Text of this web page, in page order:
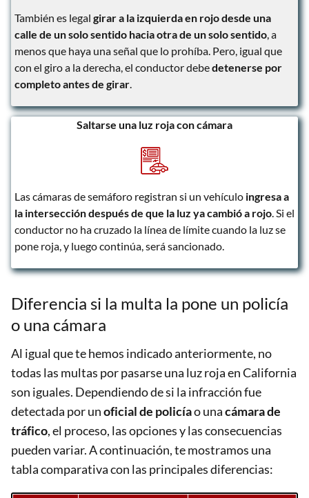
También es legal girar a la izquierda en rojo desde una
calle de un solo sentido hacia otra de un solo sentido, a
menos que haya una señal que lo prohíba. Pero, igual que
con el giro a la derecha, el conductor debedetenerse por
completo antes de girar.
Saltarse una luz roja con cámara
Las cámaras de semáforo registran si un vehículo ingresa a
la intersección después de que la luz ya cambió a rojo. Si el
conductor no ha cruzado la línea de límite cuando la luz se
pone roja, y luego continúa, será sancionado.
Diferencia si la multa la pone un policía
o una cámara
Al igual que te hemos indicado anteriormente, no
todas las multas por pasarse una luz roja en California
son iguales. Dependiendo de si la infracción fue
detectada por unoficial de policíao unacámara de
tráfico, el proceso, las opciones y las consecuencias
pueden variar. A continuación, te mostramos una
tabla comparativa con las principales diferencias: